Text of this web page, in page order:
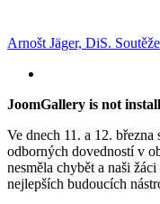
Arnošt Jäger, DiS. Soutěže
JoomGallery is not
Ve dnech 11. a 12.
odborných dovedností v
nesměla chybět a naši
nejlepších budoucích